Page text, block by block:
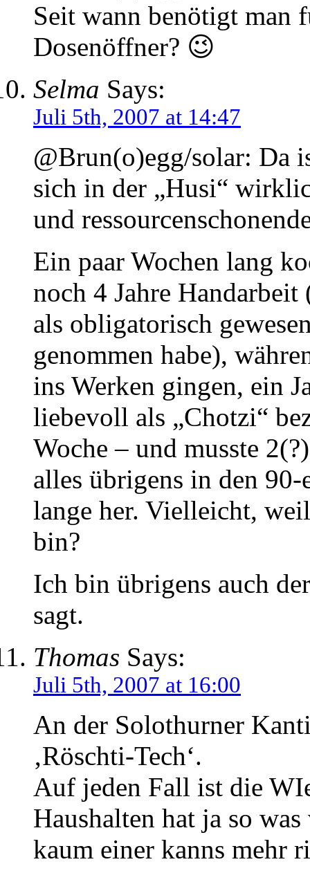
Seit wann benötigt man
Dosenöffner? 😉
Selma Says:
Juli 5th, 2007 at 14:47
@Brun(o)egg/solar: Da
sich in der „Husi“
und
Ein paar Wochen lang
noch 4 Jahre
als obligatorisch
genommen habe),
ins Werken gingen, ein
liebevoll als „Chotzi“
Woche – und musste
alles übrigens in den
lange her. Vielleicht,
bin?
Ich bin übrigens auch
sagt.
Thomas Says:
Juli 5th, 2007 at 16:00
An der Solothurner
‚Röschti-Tech‘.
Auf jeden Fall ist die
Haushalten hat ja so
kaum einer kanns mehr